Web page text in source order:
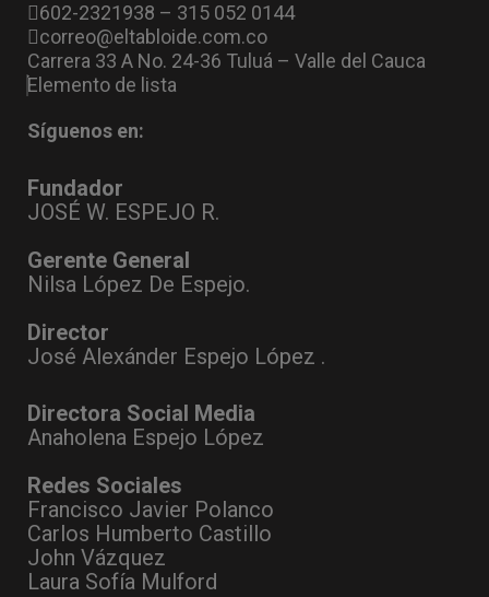
602-2321938 – 315 052 0144
correo@eltabloide.com.co
Carrera 33 A No. 24-36 Tuluá – Valle del Cauca
Elemento de lista
Síguenos en:
Fundador
JOSÉ W. ESPEJO R.
Gerente General
Nilsa López De Espejo.
Director
José Alexánder Espejo López .
Directora Social Media
Anaholena Espejo López
Redes Sociales
Francisco Javier Polanco
Carlos Humberto Castillo
John Vázquez
Laura Sofía Mulford